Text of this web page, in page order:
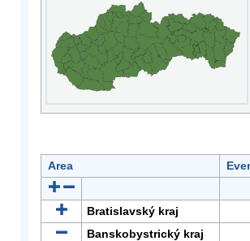
Area
Bratislavský kraj
Banskobystrický kraj